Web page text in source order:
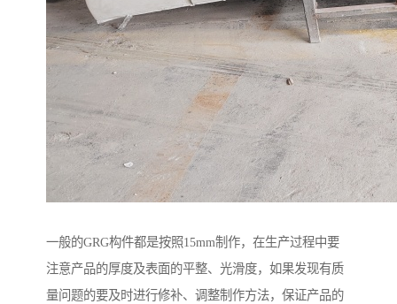
一般的GRG构件都是按照15mm制作，在生产过程中要
注意产品的厚度及表面的平整、光滑度，如果发现有质
量问题的要及时进行修补、调整制作方法，保证产品的